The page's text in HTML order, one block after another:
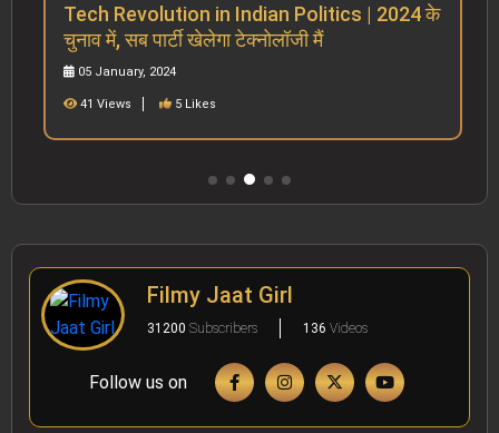
Tech Revolution in Indian Politics | 2024 के
चुनाव में, सब पार्टी खेलेगा टेक्नोलॉजी मैं
05 January, 2024
41 Views 5 Likes
Filmy Jaat Girl
31200 Subscribers 136 Videos
Follow us on